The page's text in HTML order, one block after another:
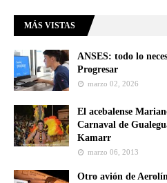
MÁS VISTAS
ANSES: todo lo
Progresar
marzo 02, 2026
El acebalense
Carnaval de
Kamarr
marzo 06, 2013
Otro avión de